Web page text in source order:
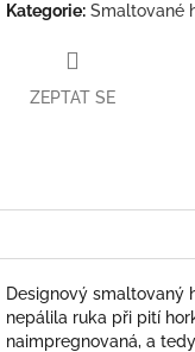
Kategorie: Smaltované
ZEPTAT SE
Designový smaltovaný
nepálila ruka při pití
naimpregnovaná, a